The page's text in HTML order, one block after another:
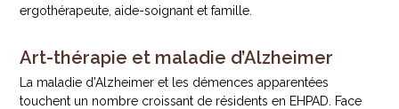
ergothérapeute, aide-soignant et famille.
Art-thérapie et maladie d’Alzheimer
La maladie d’Alzheimer et les démences apparentées
touchent un nombre croissant de résidents en EHPAD. Face